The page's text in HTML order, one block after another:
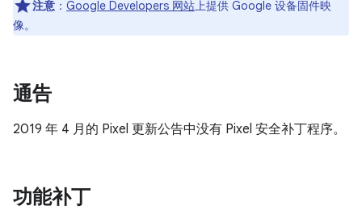
注意 ： Google Developers 网站上提供 Google 设备固件映
像。
通告
2019 年 4 月的 Pixel 更新公告中没有 Pixel 安全补丁程序。
功能补丁